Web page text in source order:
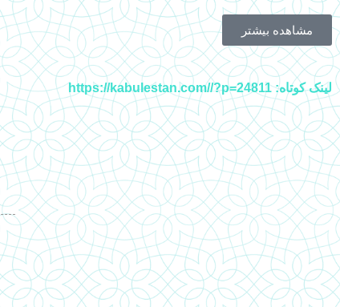
مشاهده بیشتر
لینک کوتاه: https://kabulestan.com//?p=24811